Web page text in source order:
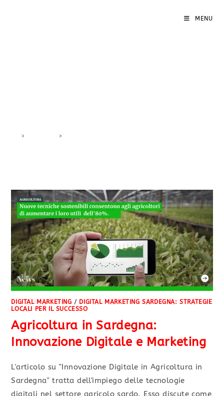
MENU
> >
DIGITAL MARKETING / DIGITAL MARKETING SARDEGNA: STRATEGIE
LOCALI PER IL SUCCESSO
Agricoltura in Sardegna:
Innovazione Digitale e Marketing
L'articolo su "Innovazione Digitale in Agricoltura in
Sardegna" tratta dell'impiego delle tecnologie
digitali nel settore agricolo sardo. Esso discute come